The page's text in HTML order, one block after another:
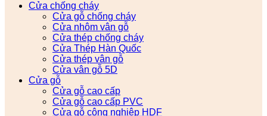
Cửa chống cháy
Cửa gỗ chống cháy
Cửa nhôm vân gỗ
Cửa thép chống cháy
Cửa Thép Hàn Quốc
Cửa thép vân gỗ
Cửa vân gỗ 5D
Cửa gỗ
Cửa gỗ cao cấp
Cửa gỗ cao cấp PVC
Cửa gỗ công nghiệp HDF